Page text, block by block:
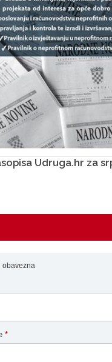
Udruga.hr za
obavezna
*